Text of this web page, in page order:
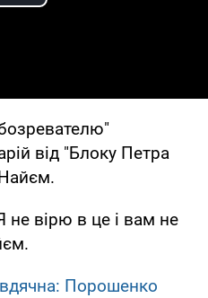
від "Блоку Петра
вірю в це і вам не
вдячна: Порошенко